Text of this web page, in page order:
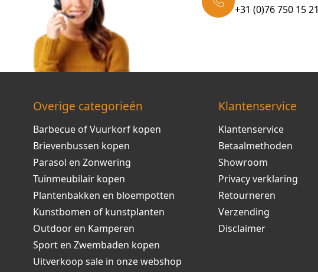
+31 (0)76 750 15 21
Overige categorieén
Barbecue of Vuurkorf kopen
Brievenbussen kopen
Parasol en Zonwering
Tuinmeubilair kopen
Plantenbakken en bloempotten
Kunstbomen of kunstplanten
Outdoor en Kamperen
Sport en Zwembaden kopen
Uitverkoop sale in onze webshop
Klantenservice
Klantenservice
Betaalmethoden
Showroom
Privacy verklaring
Retourneren
Verzending
Disclaimer